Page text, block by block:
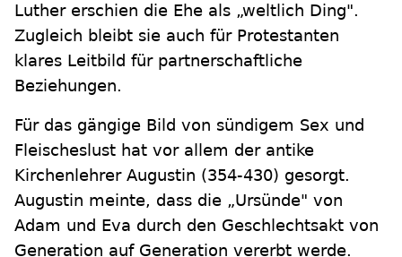
Luther erschien die Ehe als „weltlich Ding".
Zugleich bleibt sie auch für Protestanten
klares Leitbild für partnerschaftliche
Beziehungen.
Für das gängige Bild von sündigem Sex und
Fleischeslust hat vor allem der antike
Kirchenlehrer Augustin (354-430) gesorgt.
Augustin meinte, dass die „Ursünde" von
Adam und Eva durch den Geschlechtsakt von
Generation auf Generation vererbt werde.